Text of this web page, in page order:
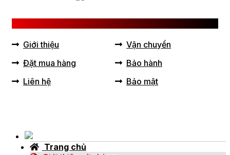
Giới thiệu
Đặt mua hàng
Liên hệ
Vận chuyển
Bảo hành
Bảo mật
Trang chủ